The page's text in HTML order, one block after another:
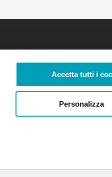
Accetta tutti i
Personalizza